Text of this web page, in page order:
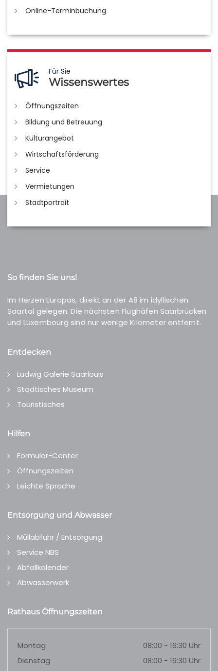
Online-Terminbuchung
Für Sie
Wissenswertes
Öffnungszeiten
Bildung und Betreuung
Kulturangebot
Wirtschaftsförderung
Service
Vermietungen
Stadtportrait
So finden Sie uns!
Im Herzen Europas, direkt an der A8 im idyllischen
Saartal gelegen. Die nächsten Flughäfen Saarbrücken
und Luxembourg sind nur wenige Kilometer entfernt.
Entdecken
Ludwig Galerie Saarlouis
Städtisches Museum
Touristisches
Hilfen
Formular-Center
Öffnungszeiten
Leichte Sprache
Entsorgung und Abwasser
Müllabfuhr / Entsorgung
Service NBS
Abfallkalender
Abwasserwerk
Rathaus Öffnungszeiten
Montag
08:00 - 16:30 Uhr
Dienstag
08:00 - 16:30 Uhr